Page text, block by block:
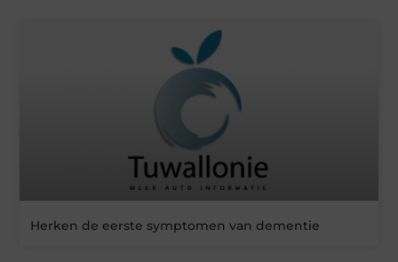
Herken de eerste symptomen van dementie